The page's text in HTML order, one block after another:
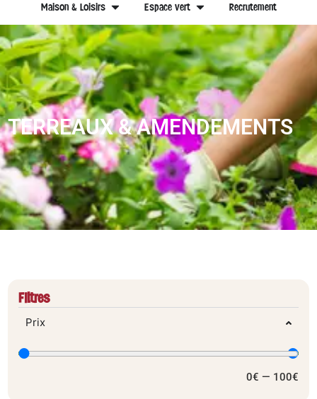
Maison & Loisirs
Espace vert Recrutement
TERREAUX & AMENDEMENTS
Filtres
Prix
0€ — 100€